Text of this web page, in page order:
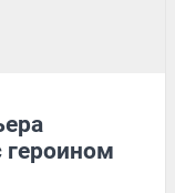
героином